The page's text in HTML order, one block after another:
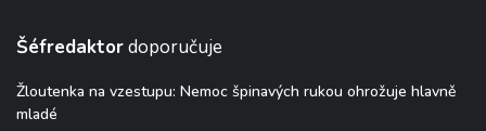
Šéfredaktordoporučuje
Žloutenka na vzestupu: Nemoc špinavých rukou ohrožuje hlavně
mladé